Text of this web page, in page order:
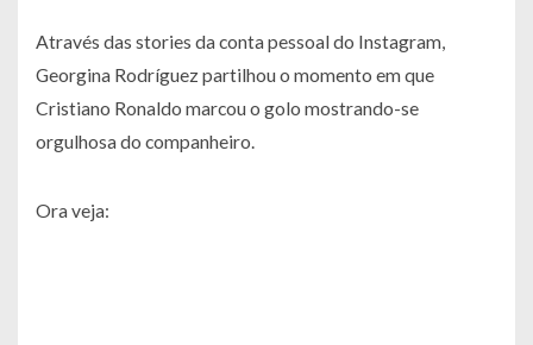
Através das stories da conta pessoal do Instagram,
Georgina Rodríguez partilhou o momento em que
Cristiano Ronaldo marcou o golo mostrando-se
orgulhosa do companheiro.
Ora veja: